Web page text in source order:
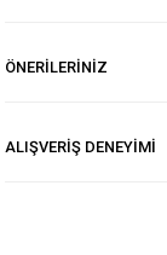
ÖNERİLERİNİZ
ALIŞVERİŞ DENEYİMİ